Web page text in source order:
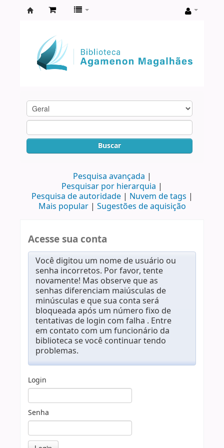
Agamenon
Magalhães
Buscar
Pesquisa avançada
Pesquisar por hierarquia
Pesquisa de autoridade
Nuvem de tags
Mais popular
Sugestões de aquisição
Acesse sua conta
Você digitou um nome de usuário ou
senha incorretos. Por favor, tente
novamente! Mas observe que as
senhas diferenciam maiúsculas de
minúsculas e que sua conta será
bloqueada após um número fixo de
tentativas de login com falha . Entre
em contato com um funcionário da
biblioteca se você continuar tendo
problemas.
Login
Senha